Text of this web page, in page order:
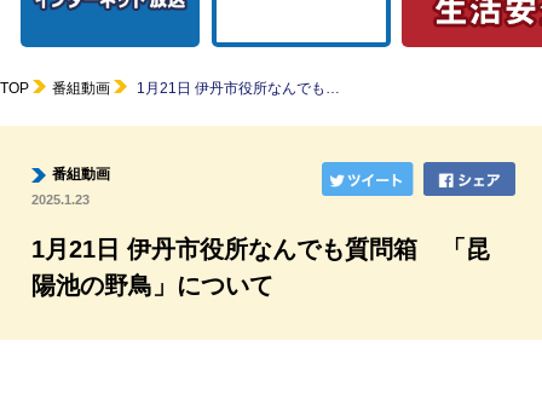
TOP 番組動画 1月21日 伊丹市役所なんでも…
番組動画
2025.1.23
1月21日 伊丹市役所なんでも質問箱 「昆
陽池の野鳥」について